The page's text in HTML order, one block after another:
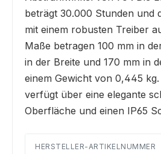
beträgt 30.000 Stunden und
mit einem robusten Treiber
Maße betragen 100 mm in
in der Breite und 170 mm in
einem Gewicht von 0,445
verfügt über eine elegante
Oberfläche und einen IP65
HERSTELLER-ARTIKELNUMMER